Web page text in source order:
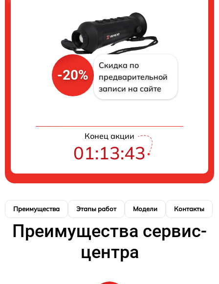
-20%
Скидка по
предварительной
записи на сайте
Конец акции
01:13:43
Преимущества Этапы работ Модели Контакты
Преимущества сервис-
центра